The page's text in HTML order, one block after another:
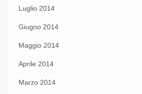
Luglio 2014
Giugno 2014
Maggio 2014
Aprile 2014
Marzo 2014